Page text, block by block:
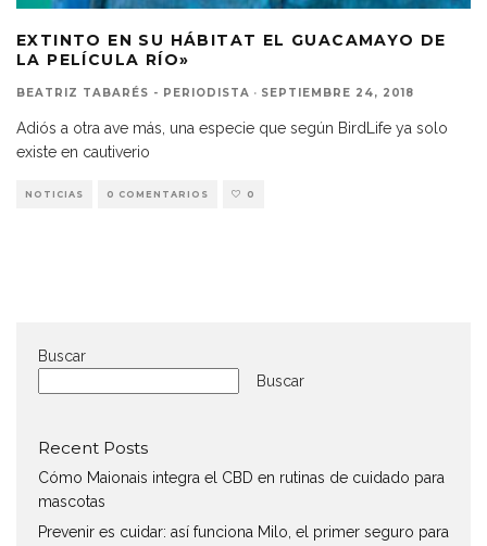
EXTINTO EN SU HÁBITAT EL GUACAMAYO DE
LA PELÍCULA RÍO»
BEATRIZ TABARÉS - PERIODISTA · SEPTIEMBRE 24, 2018
Adiós a otra ave más, una especie que según BirdLife ya solo
existe en cautiverio
NOTICIAS 0 COMENTARIOS 0
Buscar
Buscar
Recent Posts
Cómo Maionais integra el CBD en rutinas de cuidado para
mascotas
Prevenir es cuidar: así funciona Milo, el primer seguro para